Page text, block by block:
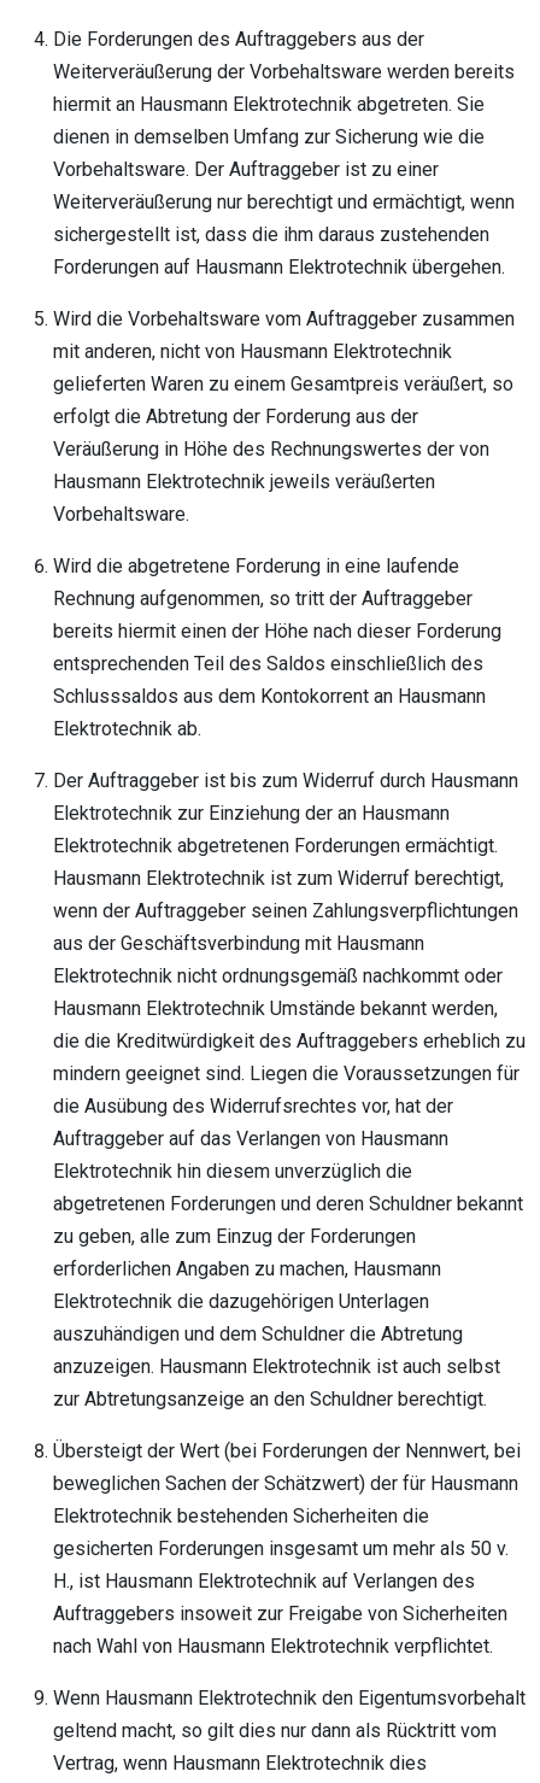
Die Forderungen des Auftraggebers aus der
Weiterveräußerung der Vorbehaltsware werden bereits
hiermit an Hausmann Elektrotechnik abgetreten. Sie
dienen in demselben Umfang zur Sicherung wie die
Vorbehaltsware. Der Auftraggeber ist zu einer
Weiterveräußerung nur berechtigt und ermächtigt, wenn
sichergestellt ist, dass die ihm daraus zustehenden
Forderungen auf Hausmann Elektrotechnik übergehen.
Wird die Vorbehaltsware vom Auftraggeber zusammen
mit anderen, nicht von Hausmann Elektrotechnik
gelieferten Waren zu einem Gesamtpreis veräußert, so
erfolgt die Abtretung der Forderung aus der
Veräußerung in Höhe des Rechnungswertes der von
Hausmann Elektrotechnik jeweils veräußerten
Vorbehaltsware.
Wird die abgetretene Forderung in eine laufende
Rechnung aufgenommen, so tritt der Auftraggeber
bereits hiermit einen der Höhe nach dieser Forderung
entsprechenden Teil des Saldos einschließlich des
Schlusssaldos aus dem Kontokorrent an Hausmann
Elektrotechnik ab.
Der Auftraggeber ist bis zum Widerruf durch Hausmann
Elektrotechnik zur Einziehung der an Hausmann
Elektrotechnik abgetretenen Forderungen ermächtigt.
Hausmann Elektrotechnik ist zum Widerruf berechtigt,
wenn der Auftraggeber seinen Zahlungsverpflichtungen
aus der Geschäftsverbindung mit Hausmann
Elektrotechnik nicht ordnungsgemäß nachkommt oder
Hausmann Elektrotechnik Umstände bekannt werden,
die die Kreditwürdigkeit des Auftraggebers erheblich zu
mindern geeignet sind. Liegen die Voraussetzungen für
die Ausübung des Widerrufsrechtes vor, hat der
Auftraggeber auf das Verlangen von Hausmann
Elektrotechnik hin diesem unverzüglich die
abgetretenen Forderungen und deren Schuldner bekannt
zu geben, alle zum Einzug der Forderungen
erforderlichen Angaben zu machen, Hausmann
Elektrotechnik die dazugehörigen Unterlagen
auszuhändigen und dem Schuldner die Abtretung
anzuzeigen. Hausmann Elektrotechnik ist auch selbst
zur Abtretungsanzeige an den Schuldner berechtigt.
Übersteigt der Wert (bei Forderungen der Nennwert, bei
beweglichen Sachen der Schätzwert) der für Hausmann
Elektrotechnik bestehenden Sicherheiten die
gesicherten Forderungen insgesamt um mehr als 50 v.
H., ist Hausmann Elektrotechnik auf Verlangen des
Auftraggebers insoweit zur Freigabe von Sicherheiten
nach Wahl von Hausmann Elektrotechnik verpflichtet.
Wenn Hausmann Elektrotechnik den Eigentumsvorbehalt
geltend macht, so gilt dies nur dann als Rücktritt vom
Vertrag, wenn Hausmann Elektrotechnik dies